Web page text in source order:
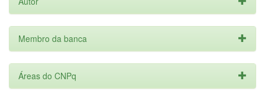
Membro da banca
Áreas do CNPq